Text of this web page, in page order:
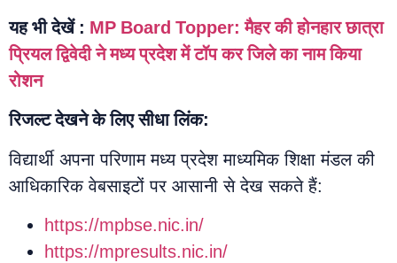
यह भी देखें : MP Board Topper: मैहर की होनहार छात्रा
प्रियल द्विवेदी ने मध्य प्रदेश में टॉप कर जिले का नाम किया
रोशन
रिजल्ट देखने के लिए सीधा लिंक:
विद्यार्थी अपना परिणाम मध्य प्रदेश माध्यमिक शिक्षा मंडल की
आधिकारिक वेबसाइटों पर आसानी से देख सकते हैं:
https://mpbse.nic.in/
https://mpresults.nic.in/